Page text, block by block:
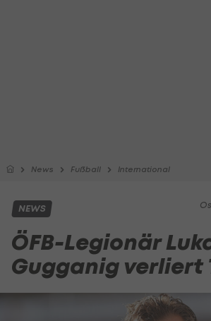
News Fußball International
NEWS
ÖFB-Legionär
Gugganig verliert